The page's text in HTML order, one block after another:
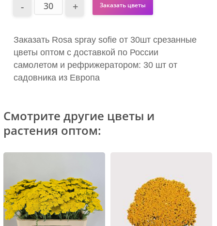
Заказать цветы
Заказать Rosa spray sofie от 30шт срезанные
цветы оптом с доставкой по России
самолетом и рефрижератором: 30 шт от
садовника из Европа
Смотрите другие цветы и
растения оптом: